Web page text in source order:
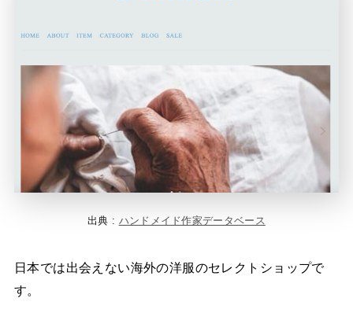
出典 : ハンドメイド作家データベース
日本では出会えない海外の洋服のセレクトショップで
す。